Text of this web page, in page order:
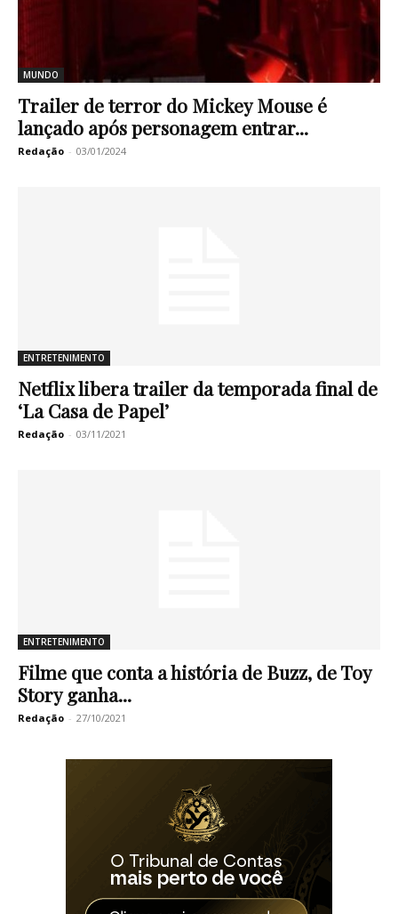
MUNDO
Trailer de terror do Mickey Mouse é
lançado após personagem entrar...
Redação - 03/01/2024
ENTRETENIMENTO
Netflix libera trailer da temporada final de
‘La Casa de Papel’
Redação - 03/11/2021
ENTRETENIMENTO
Filme que conta a história de Buzz, de Toy
Story ganha...
Redação - 27/10/2021